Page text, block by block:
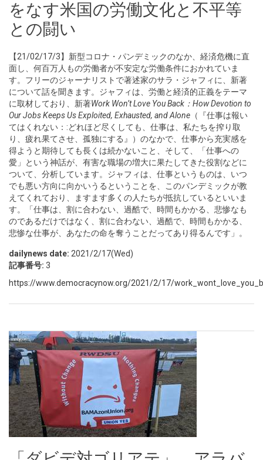
をなす米国の労働文化と不平等
との闘い
【21/02/17/3】新型コロナ・パンデミックのなか、経済危機に直
面し、何百万人もの労働者が不安定な労働条件におかれていま
す。フリーのジャーナリストで著述家のサラ・ジャフィに、新著
について話を聞きます。ジャフィは、労働と経済的正義をテーマ
に取材しており、新著Work Won’t Love You Back：How Devotion to
Our Jobs Keeps Us Exploited, Exhausted, and Alone （『仕事は報い
てはくれない：:どれほど尽くしても、仕事は、私たちを搾り取
り、疲れ果てさせ、孤独にする』）のなかで、仕事から充実感を
得ようと期待しても長くは続かないこと、そして、「仕事への
愛」という神話が、有害な職場の増大に果たしてきた役割などに
ついて、分析しています。ジャフィは、仕事というものは、いつ
でも悪い方向に向かいうるということを、このパンデミックが教
えてくれており、ますます多くの人たちが抵抗しているといいま
す。「仕事は、割に合わない、過酷で、時間もかかる、悲惨なも
のであるだけではなく、割に合わない、過酷で、時間もかかる、
悲惨な仕事が、あなたの命を奪うことだってあり得るんです」。
dailynews date: 2021/2/17(Wed)
記事番号: 3
https://www.democracynow.org/2021/2/17/